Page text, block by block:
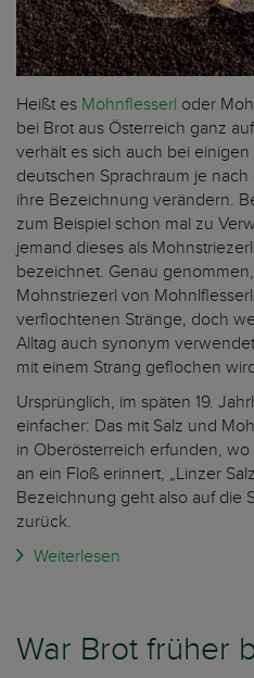
Heißt es Mohnflesserl oder
bei Brot aus Österreich ganz
verhält es sich auch bei
deutschen Sprachraum je
ihre Bezeichnung verändern.
zum Beispiel schon mal zu
jemand dieses als
bezeichnet. Genau
Mohnstriezerl von
verflochtenen Stränge, doch
Alltag auch synonym
mit einem Strang geflochen
Ursprünglich, im späten 19.
einfacher: Das mit Salz und
in Oberösterreich erfunden,
an ein Floß erinnert, „Linzer
Bezeichnung geht also auf die
zurück.
Weiterlesen
War Brot früher